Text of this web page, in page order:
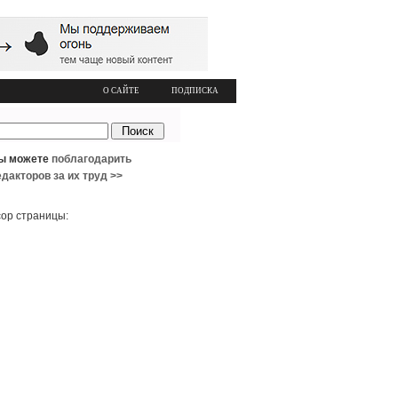
О САЙТЕ ПОДПИСКА
можете поблагодарить
за их труд >>
страницы: